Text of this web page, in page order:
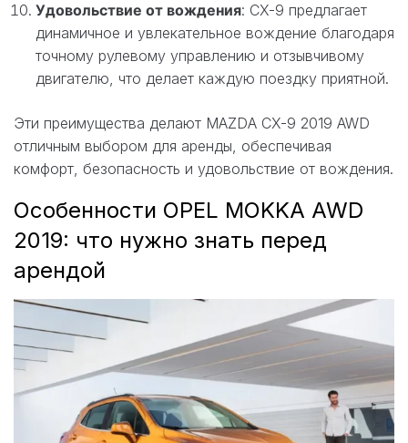
Удовольствие от вождения: CX-9 предлагает
динамичное и увлекательное вождение благодаря
точному рулевому управлению и отзывчивому
двигателю, что делает каждую поездку приятной.
Эти преимущества делают MAZDA CX-9 2019 AWD
отличным выбором для аренды, обеспечивая
комфорт, безопасность и удовольствие от вождения.
Особенности OPEL MOKKA AWD
2019: что нужно знать перед
арендой